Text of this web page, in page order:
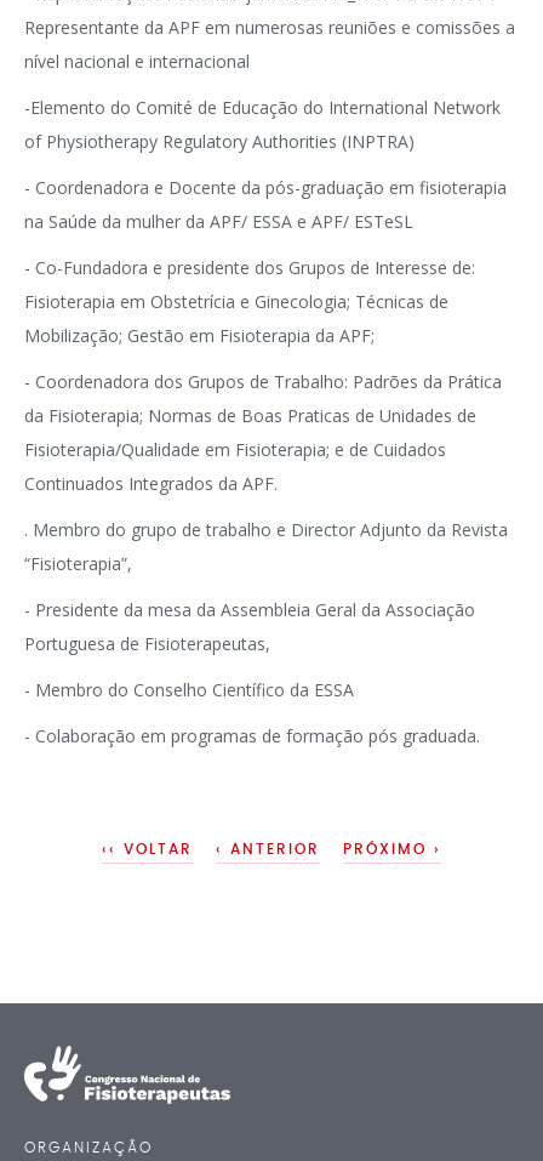
Representante da APF em numerosas reuniões e comissões a
nível nacional e internacional
-Elemento do Comité de Educação do International Network
of Physiotherapy Regulatory Authorities (INPTRA)
- Coordenadora e Docente da pós-graduação em fisioterapia
na Saúde da mulher da APF/ ESSA e APF/ ESTeSL
- Co-Fundadora e presidente dos Grupos de Interesse de:
Fisioterapia em Obstetrícia e Ginecologia; Técnicas de
Mobilização; Gestão em Fisioterapia da APF;
- Coordenadora dos Grupos de Trabalho: Padrões da Prática
da Fisioterapia; Normas de Boas Praticas de Unidades de
Fisioterapia/Qualidade em Fisioterapia; e de Cuidados
Continuados Integrados da APF.
. Membro do grupo de trabalho e Director Adjunto da Revista
“Fisioterapia”,
- Presidente da mesa da Assembleia Geral da Associação
Portuguesa de Fisioterapeutas,
- Membro do Conselho Científico da ESSA
- Colaboração em programas de formação pós graduada.
‹‹ VOLTAR ‹ ANTERIOR PRÓXIMO ›
ORGANIZAÇÃO